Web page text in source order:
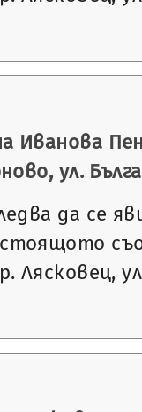
Иванова
ул.
да се
Лясковец,